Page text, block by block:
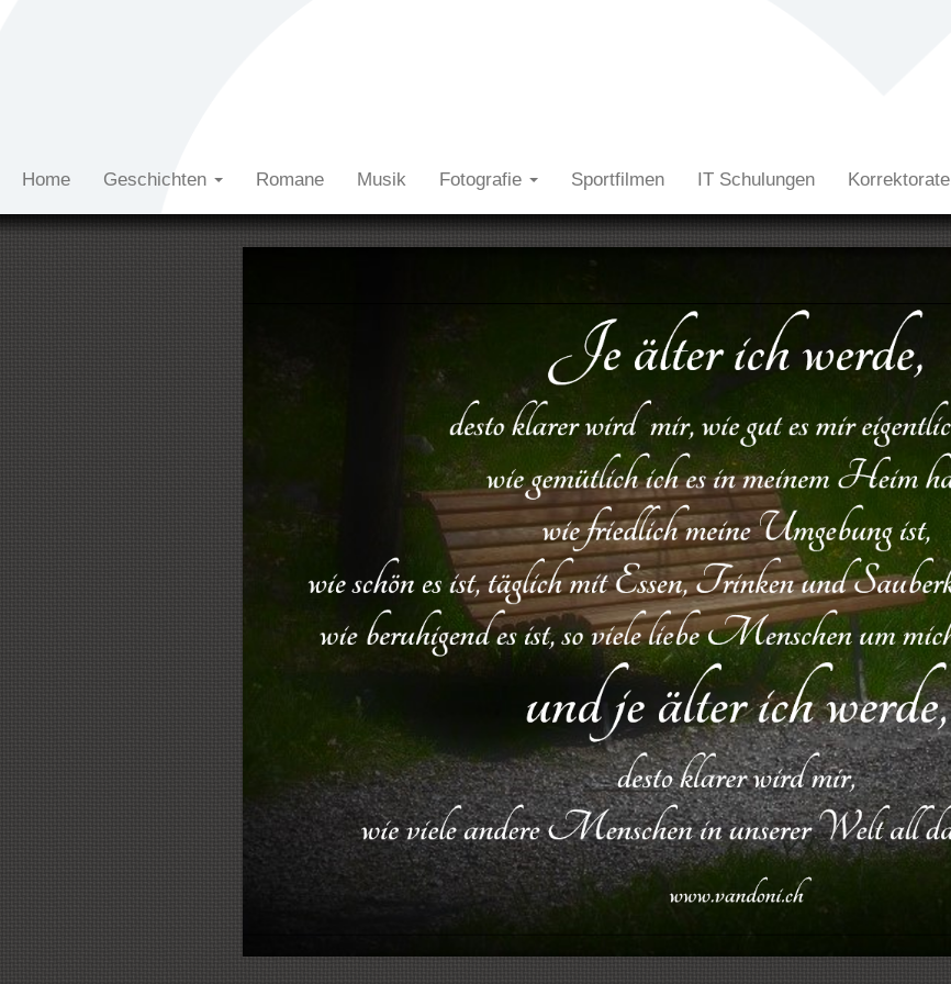
Home Geschichten Romane Musik Fotografie Sportfilmen IT Schulungen Korrektorate